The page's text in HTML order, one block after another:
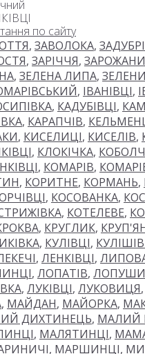
по сайту
, ЗАВОЛОКА,
, ЗАРІЧЧЯ, ЗАРОЖАНИ
, ЗЕЛЕНА ЛИПА,
, ІВАНІВЦІ,
, КАДУБІВЦІ,
, КАРАПЧІВ,
, КИСЕЛИЦІ, КИСЕЛІВ,
, КЛОКІЧКА,
, КОМАРІВ,
, КОРИТНЕ, КОРМАНЬ,
, КОСОВАНКА,
, КОТЕЛЕВЕ,
, КРУГЛИК,
, КУЛІВЦІ,
, ЛЕНКІВЦІ,
, ЛОПАТІВ,
, ЛУКІВЦІ, ЛУКОВИЦЯ,
, МАЙДАН, МАЙОРКА,
ДИХТИНЕЦЬ, МАЛИЙ
, МАЛЯТИНЦІ,
, МАРШИНЦІ,